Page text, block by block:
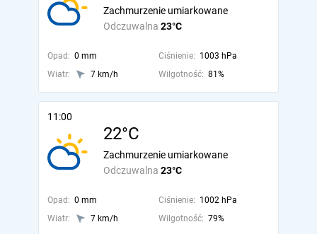
Odczuwalna 23°C
Zachmurzenie umiarkowane
Opad: 0 mm Ciśnienie: 1003 hPa
Wiatr:
7 km/h Wilgotność: 81%
11:00
22°C
Odczuwalna 23°C
Zachmurzenie umiarkowane
Opad: 0 mm Ciśnienie: 1002 hPa
Wiatr:
7 km/h Wilgotność: 79%